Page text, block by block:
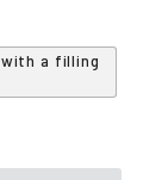
a filling